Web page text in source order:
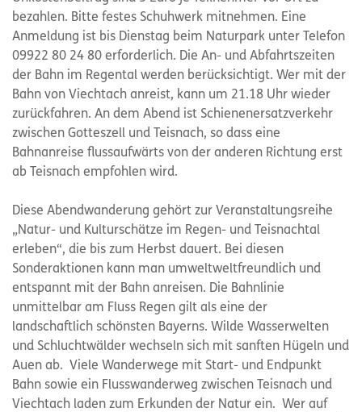
bezahlen. Bitte festes Schuhwerk mitnehmen. Eine
Anmeldung ist bis Dienstag beim Naturpark unter Telefon
09922 80 24 80 erforderlich. Die An- und Abfahrtszeiten
der Bahn im Regental werden berücksichtigt. Wer mit der
Bahn von Viechtach anreist, kann um 21.18 Uhr wieder
zurückfahren. An dem Abend ist Schienenersatzverkehr
zwischen Gotteszell und Teisnach, so dass eine
Bahnanreise flussaufwärts von der anderen Richtung erst
ab Teisnach empfohlen wird.
Diese Abendwanderung gehört zur Veranstaltungsreihe
„Natur- und Kulturschätze im Regen- und Teisnachtal
erleben“, die bis zum Herbst dauert. Bei diesen
Sonderaktionen kann man umweltweltfreundlich und
entspannt mit der Bahn anreisen. Die Bahnlinie
unmittelbar am Fluss Regen gilt als eine der
landschaftlich schönsten Bayerns. Wilde Wasserwelten
und Schluchtwälder wechseln sich mit sanften Hügeln und
Auen ab. Viele Wanderwege mit Start- und Endpunkt
Bahn sowie ein Flusswanderweg zwischen Teisnach und
Viechtach laden zum Erkunden der Natur ein. Wer auf